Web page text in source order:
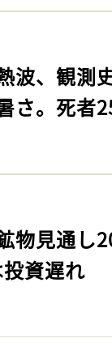
波、観
さ。死者
物見通
資遅れ